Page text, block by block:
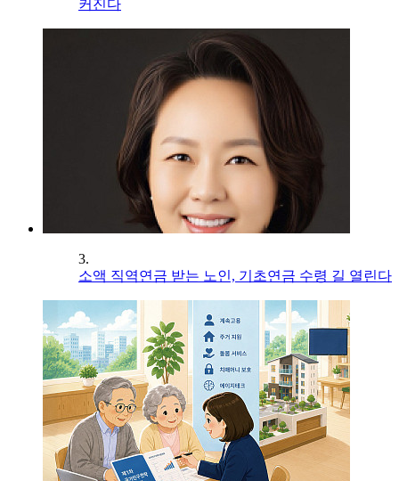
커진다
3.
소액 직역연금 받는 노인, 기초연금 수령 길 열린다